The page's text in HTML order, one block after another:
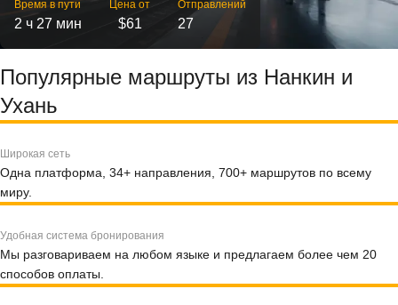
Время в пути
2 ч 27 мин
Цена от
$61
Отправлений
27
Популярные маршруты из Нанкин и
Ухань
Широкая сеть
Одна платформа, 34+ направления, 700+ маршрутов по всему
миру.
Удобная система бронирования
Мы разговариваем на любом языке и предлагаем более чем 20
способов оплаты.